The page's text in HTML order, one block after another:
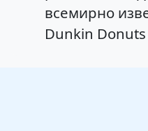
всемирно
Dunkin